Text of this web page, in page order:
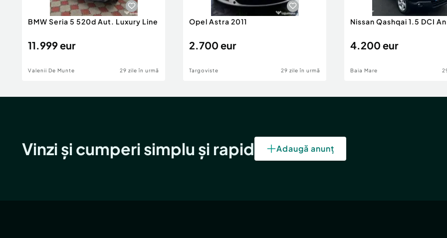
BMW Seria 5 520d Aut. Luxury Line
11.999 eur
Valenii De Munte 29 zile în urmă
Opel Astra 2011
2.700 eur
Targoviste 29 zile în urmă
Nissan Qashqai 1.5 DCI
4.200 eur
Baia Mare
Vinzi și cumperi simplu și rapid Adaugă anunț